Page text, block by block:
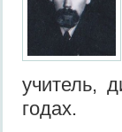
учитель,
годах.